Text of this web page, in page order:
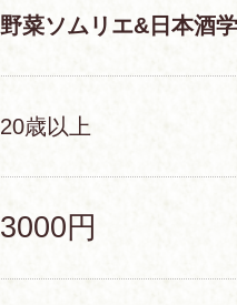
野菜ソムリエ&日本酒
20歳以上
3000円